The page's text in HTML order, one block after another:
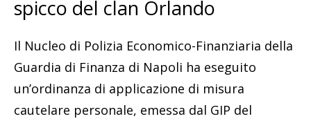
spicco del clan Orlando
Il Nucleo di Polizia Economico-Finanziaria della
Guardia di Finanza di Napoli ha eseguito
un’ordinanza di applicazione di misura
cautelare personale, emessa dal GIP del